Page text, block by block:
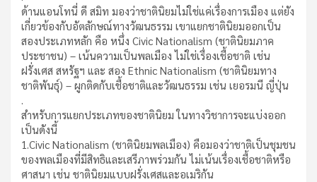
ด้านแอนโทนี่ ดี สมิท มองว่าชาตินิยมไม่ใช่แค่เรื่องการเมือง แต่ยัง
เกี่ยวข้องกับอัตลักษณ์ทางวัฒนธรรม เขาแยกชาตินิยมออกเป็น
สองประเภทหลัก คือ หนึ่ง Civic Nationalism (ชาตินิยมภาค
ประชาชน) – เน้นความเป็นพลเมือง ไม่ใช่เรื่องเชื้อชาติ เช่น
ฝรั่งเศส สหรัฐฯ และ สอง Ethnic Nationalism (ชาตินิยมทาง
ชาติพันธุ์) – ผูกติดกับเชื้อชาติและวัฒนธรรม เช่น เยอรมนี ญี่ปุ่น
.
สำหรับการแยกประเภทของชาตินิยม ในทางวิชาการจะแบ่งออก
เป็นดังนี้
1.Civic Nationalism (ชาตินิยมพลเมือง) คือมองว่าชาติเป็นชุมชน
ของพลเมืองที่มีสิทธิและเสรีภาพร่วมกัน ไม่เน้นเรื่องเชื้อชาติหรือ
ศาสนา เช่น ชาตินิยมแบบฝรั่งเศสและอเมริกัน